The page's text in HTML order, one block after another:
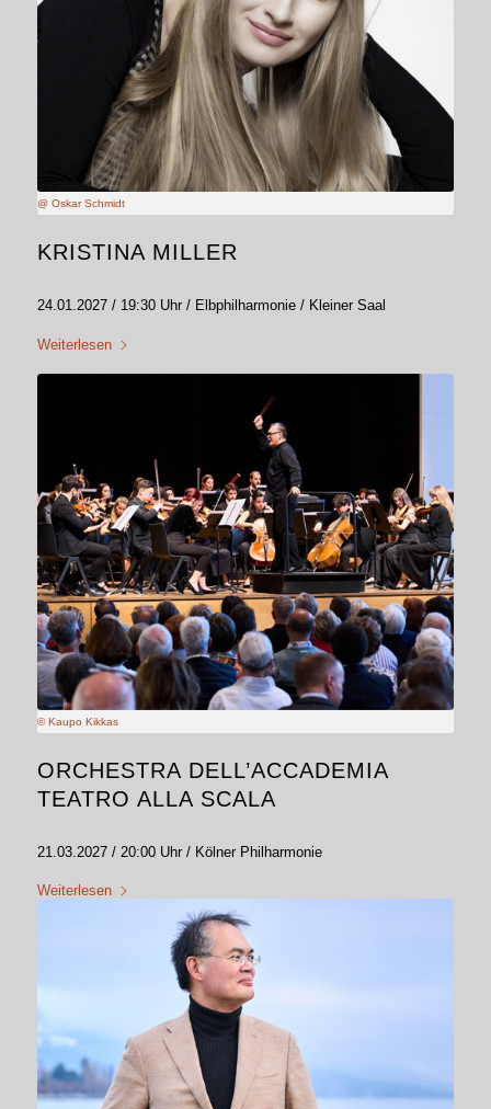
@ Oskar Schmidt
KRISTINA MILLER
24.01.2027 / 19:30 Uhr / Elbphilharmonie / Kleiner Saal
Weiterlesen
© Kaupo Kikkas
ORCHESTRA DELL’ACCADEMIA
TEATRO ALLA SCALA
21.03.2027 / 20:00 Uhr / Kölner Philharmonie
Weiterlesen